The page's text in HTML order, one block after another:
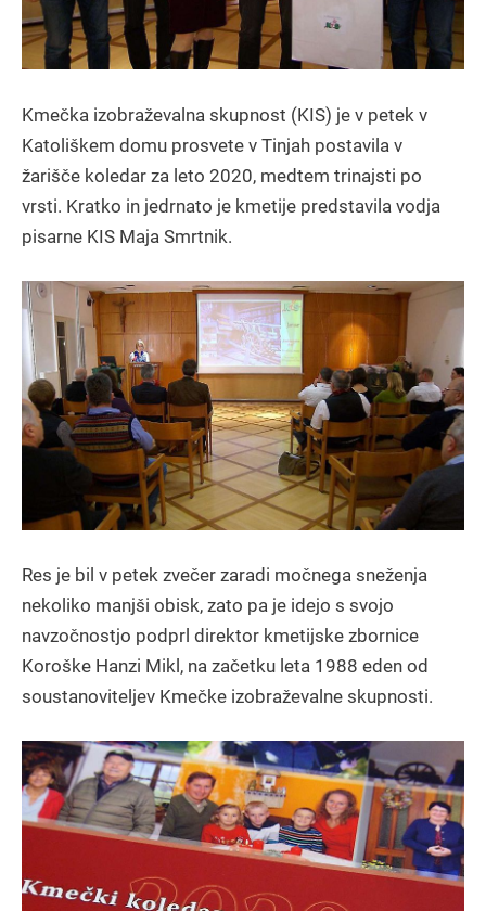
Kmečka izobraževalna skupnost (KIS) je v petek v
Katoliškem domu prosvete v Tinjah postavila v
žarišče koledar za leto 2020, medtem trinajsti po
vrsti. Kratko in jedrnato je kmetije predstavila vodja
pisarne KIS Maja Smrtnik.
Res je bil v petek zvečer zaradi močnega sneženja
nekoliko manjši obisk, zato pa je idejo s svojo
navzočnostjo podprl direktor kmetijske zbornice
Koroške Hanzi Mikl, na začetku leta 1988 eden od
soustanoviteljev Kmečke izobraževalne skupnosti.